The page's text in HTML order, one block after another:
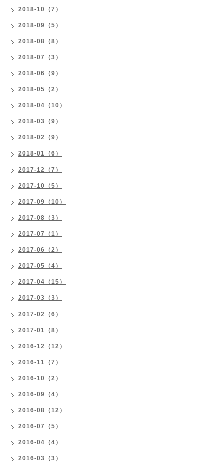
2018-10（7）
2018-09（5）
2018-08（8）
2018-07（3）
2018-06（9）
2018-05（2）
2018-04（10）
2018-03（9）
2018-02（9）
2018-01（6）
2017-12（7）
2017-10（5）
2017-09（10）
2017-08（3）
2017-07（1）
2017-06（2）
2017-05（4）
2017-04（15）
2017-03（3）
2017-02（6）
2017-01（8）
2016-12（12）
2016-11（7）
2016-10（2）
2016-09（4）
2016-08（12）
2016-07（5）
2016-04（4）
2016-03（3）